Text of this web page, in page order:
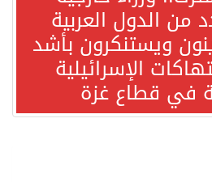
ترامب: الأمير محمد بن سلمان يفضل الحوار بخصوص إيران لخفض التصعيد
من الدول العربية
ويستنكرون بأشد
الإسرائيلية
في قطاع غزة